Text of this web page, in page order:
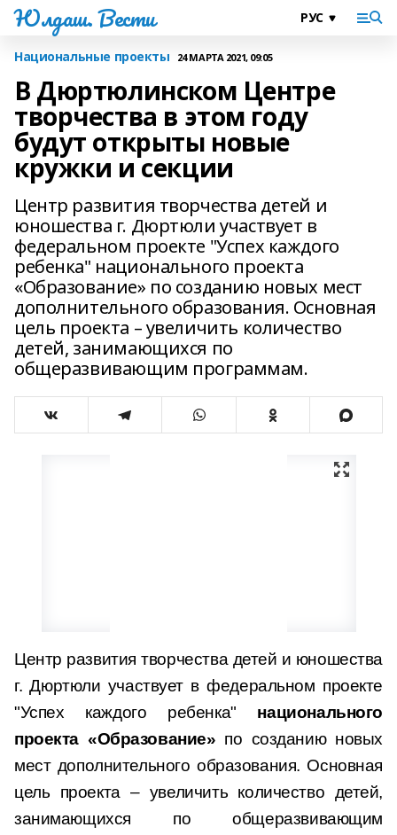
Юлдаш. Вести
Национальные проекты 24 МАРТА 2021, 09:05
В Дюртюлинском Центре
творчества в этом году
будут открыты новые
кружки и секции
Центр развития творчества детей и
юношества г. Дюртюли участвует в
федеральном проекте "Успех каждого
ребенка" национального проекта
«Образование» по созданию новых мест
дополнительного образования. Основная
цель проекта – увеличить количество
детей, занимающихся по
общеразвивающим программам.
Центр развития творчества детей и юношества
г. Дюртюли участвует в федеральном проекте
"Успех каждого ребенка" национального
проекта «Образование» по созданию новых
мест дополнительного образования. Основная
цель проекта – увеличить количество детей,
занимающихся по общеразвивающим